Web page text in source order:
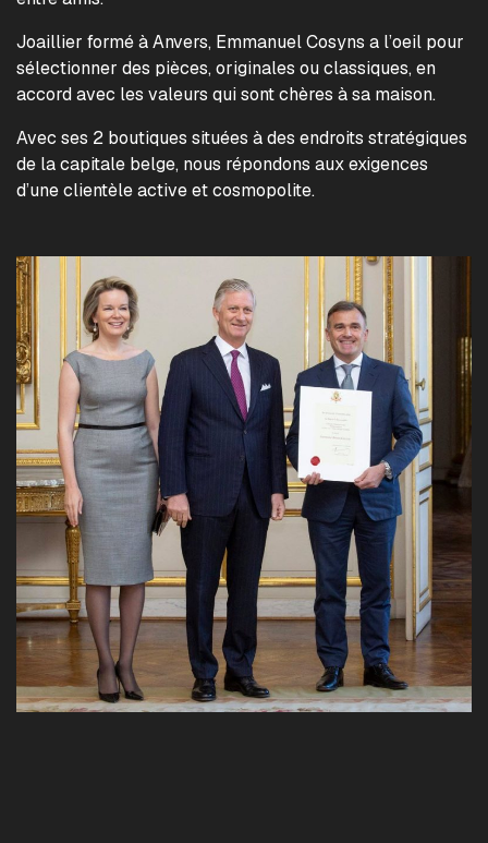
Joaillier formé à Anvers, Emmanuel Cosyns a l’oeil pour
sélectionner des pièces, originales ou classiques, en
accord avec les valeurs qui sont chères à sa maison.
Avec ses 2 boutiques situées à des endroits stratégiques
de la capitale belge, nous répondons aux exigences
d’une clientèle active et cosmopolite.